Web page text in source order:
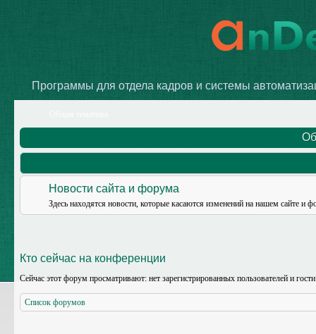
Программы для отдела кадров и системы
Новости сайта и форума
Здесь находятся новости, которые касаются изменений на нашем сайте и
Кто сейчас на конференции
Сейчас этот форум просматривают: нет зарегистрированных пользователей и
Список форумов